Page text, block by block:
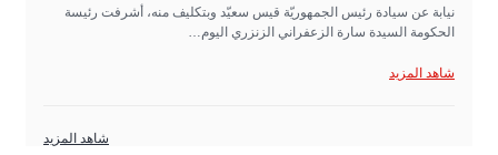
نيابة عن سيادة رئيس الجمهوريّة قيس سعيّد وبتكليف منه، أشرفت رئيسة
الحكومة السيدة سارة الزعفراني الزنزري اليوم…
شاهد المزيد
شاهد المزيد